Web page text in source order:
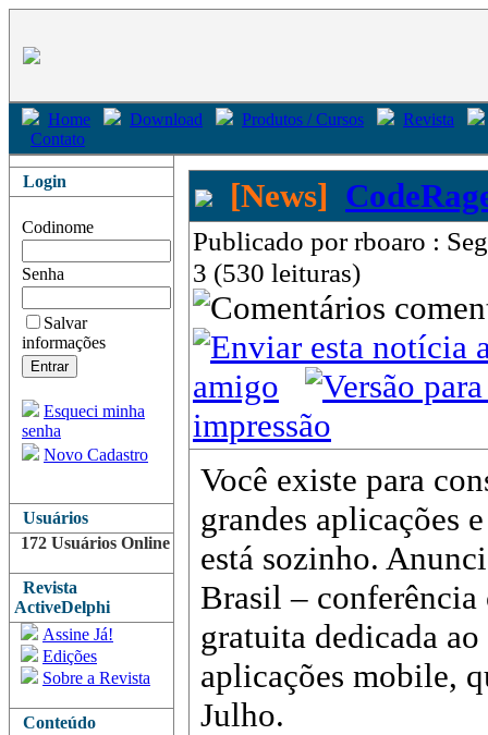
Home Download Produtos / Cursos
Revista
Contato
Login
Codinome
Senha
Salvar
informações
Esqueci minha
senha
Novo Cadastro
Usuários
172 Usuários Online
Revista
ActiveDelphi
Assine Já!
Edições
Sobre a Revista
Conteúdo
[News]
Publicado por rboaro :
3 (530 leituras)
amigo
impressão
Você existe para
grandes aplicações
está sozinho.
Brasil –
gratuita dedicada
aplicações mobile,
Julho.